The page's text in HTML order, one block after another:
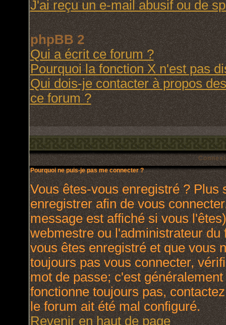
J'ai reçu un e-mail abusif ou de
phpBB 2
Qui a écrit ce forum ?
Pourquoi la fonction X n'est pas
Qui dois-je contacter à propos
ce forum ?
Pourquoi ne puis-je pas me connecter ?
Vous êtes-vous enregistré ? Plus
enregistrer afin de vous
message est affiché si vous
webmestre ou l'administrateur
vous êtes enregistré et que vous
toujours pas vous connecter,
mot de passe; c'est
fonctionne toujours pas,
le forum ait été mal configuré.
Revenir en haut de page